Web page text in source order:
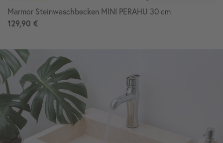
Marmor Steinwaschbecken MINI PERAHU 30 cm
129,90 €